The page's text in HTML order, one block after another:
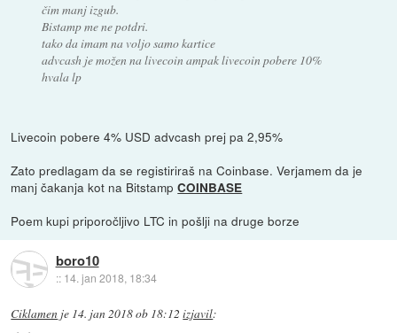
čim manj izgub.
Bistamp me ne potdri.
tako da imam na voljo samo kartice
advcash je možen na livecoin ampak livecoin pobere 10%
hvala lp
Livecoin pobere 4% USD advcash prej pa 2,95%
Zato predlagam da se registiriraš na Coinbase. Verjamem da je
manj čakanja kot na BitstampCOINBASE
Poem kupi priporočljivo LTC in pošlji na druge borze
boro10
:: 14. jan 2018, 18:34
Ciklamen je 14. jan 2018 ob 18:12 izjavil: